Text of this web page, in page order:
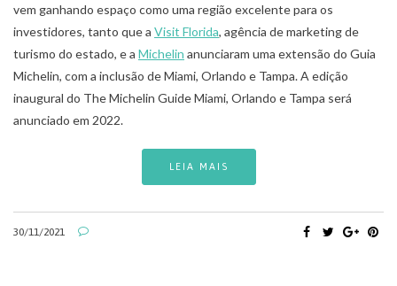
vem ganhando espaço como uma região excelente para os
investidores, tanto que a Visit Florida, agência de marketing de
turismo do estado, e a Michelin anunciaram uma extensão do Guia
Michelin, com a inclusão de Miami, Orlando e Tampa. A edição
inaugural do The Michelin Guide Miami, Orlando e Tampa será
anunciado em 2022.
LEIA MAIS
30/11/2021